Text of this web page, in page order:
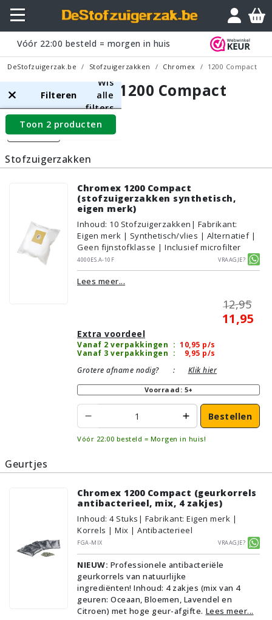
Vóór 22:00 besteld = morgen in huis
DeStofzuigerzak.be Stofzuigerzakken Chromex 1200 Compact
Chromex 1200 Compact
Filters
Filteren
Wis
alle
filters
Toon 2 producten
Stofzuigerzakken
Chromex 1200 Compact
(stofzuigerzakken synthetisch,
eigen merk)
Inhoud: 10 Stofzuigerzakken | Fabrikant:
Eigen merk | Synthetisch/vlies | Alternatief |
Geen fijnstofklasse | Inclusief microfilter
4000ES.A-10F
Vraagje?
Lees meer...
12,95
11,95
Extra voordeel
Vanaf 2 verpakkingen : 10,95 p/s
Vanaf 3 verpakkingen : 9,95 p/s
Grotere afname nodig?
: Klik hier
Voorraad: 5+
Bestellen
Vóór 22:00 besteld = Morgen in huis!
Geurtjes
Chromex 1200 Compact (geurkorrels
antibacterieel, mix, 4 zakjes)
Inhoud: 4 Stuks | Fabrikant: Eigen merk |
Korrels | Mix | Antibacterieel
FGA-MIX
Vraagje?
NIEUW: Professionele antibacteriële
geurkorrels van natuurlijke
ingrediënten! Inhoud: 4 zakjes (mix van 4
geuren: Oceaan, Bloemen, Lavendel en
Citroen) met hoge geur-afgifte. Lees meer...